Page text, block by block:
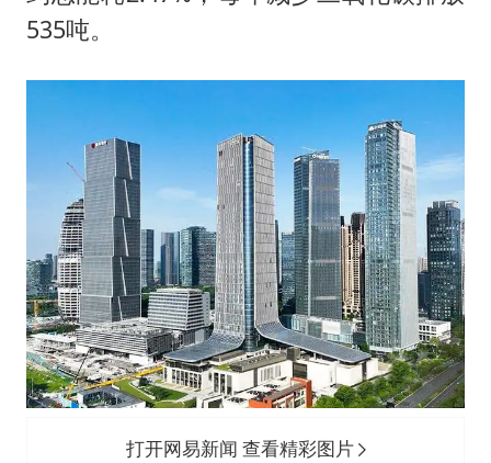
535吨。
打开网易新闻 查看精彩图片